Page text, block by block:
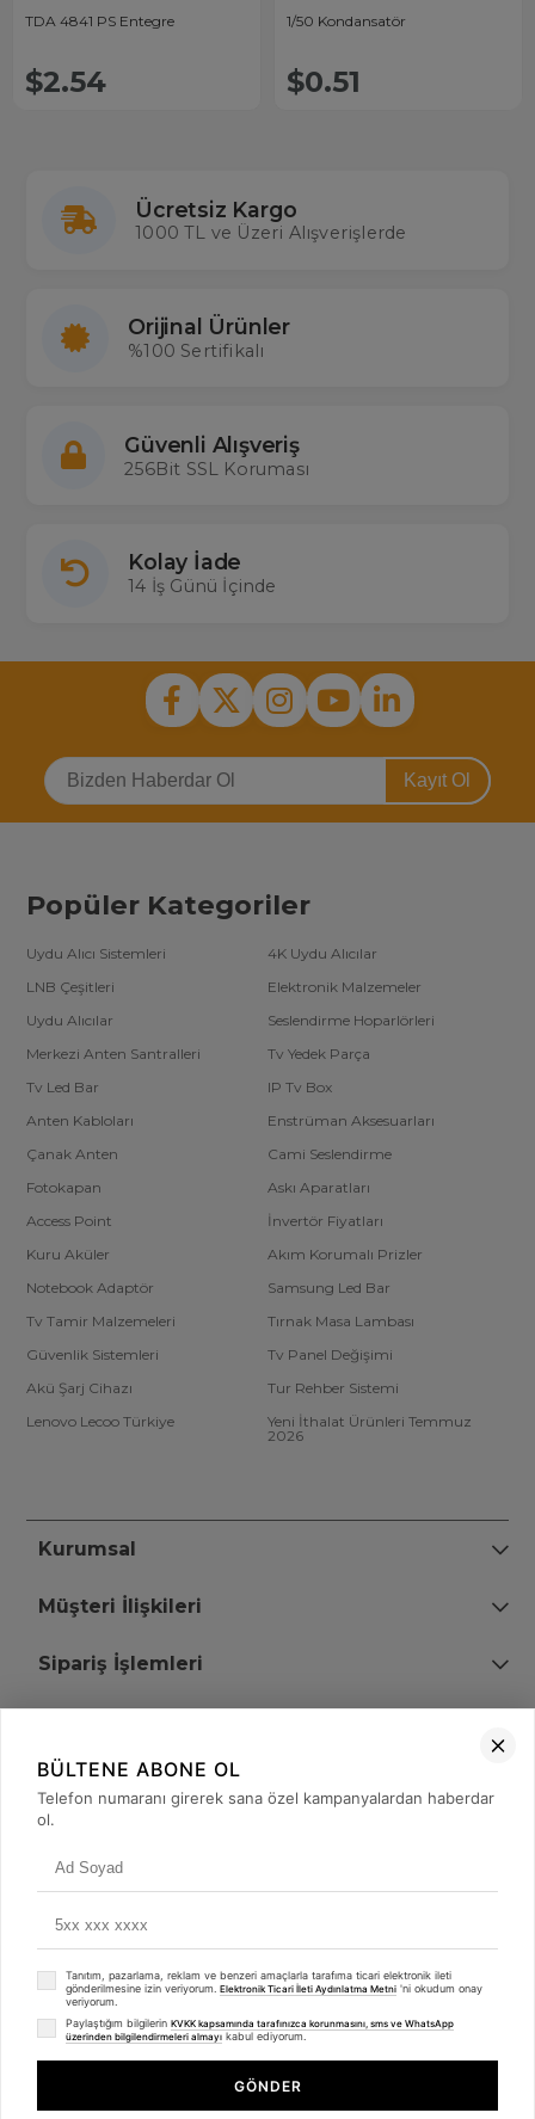
TDA 4841 PS Entegre
$2.54
1/50 Kondansatör
$0.51
Ücretsiz Kargo
1000 TL ve Üzeri Alışverişlerde
Orijinal Ürünler
%100 Sertifikalı
Güvenli Alışveriş
256Bit SSL Koruması
Kolay İade
14 İş Günü İçinde
Kayıt Ol
Popüler Kategoriler
Uydu Alıcı Sistemleri
4K Uydu Alıcılar
LNB Çeşitleri
Elektronik Malzemeler
Uydu Alıcılar
Seslendirme Hoparlörleri
Merkezi Anten Santralleri
Tv Yedek Parça
Tv Led Bar
IP Tv Box
Anten Kabloları
Enstrüman Aksesuarları
Çanak Anten
Cami Seslendirme
Fotokapan
Askı Aparatları
Access Point
İnvertör Fiyatları
Kuru Aküler
Akım Korumalı Prizler
Notebook Adaptör
Samsung Led Bar
Tv Tamir Malzemeleri
Tırnak Masa Lambası
Güvenlik Sistemleri
Tv Panel Değişimi
Akü Şarj Cihazı
Tur Rehber Sistemi
Lenovo Lecoo Türkiye
Yeni İthalat Ürünleri Temmuz
2026
Kurumsal
Müşteri İlişkileri
Sipariş İşlemleri
+90 (850) 473 08 08
© 2008 - 2026merterelektronik.com
- Tüm Hakları Saklıdır. Kredi kartı bilgileriniz 256bit SSL sertifikası ile
Whatsapp
BÜLTENE ABONE OL
Telefon numaranı girerek sana özel kampanyalardan haberdar
ol.
Tanıtım, pazarlama, reklam ve benzeri amaçlarla tarafıma ticari elektronik ileti
gönderilmesine izin veriyorum. Elektronik Ticari İleti Aydınlatma Metni 'ni okudum onay
veriyorum.
Paylaştığım bilgilerin KVKK kapsamında tarafınızca korunmasını, sms ve WhatsApp
üzerinden bilgilendirmeleri almayı kabul ediyorum.
GÖNDER